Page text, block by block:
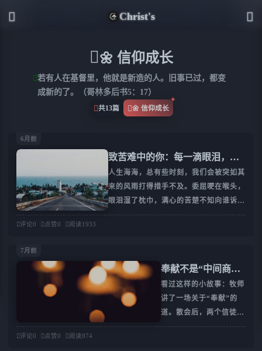
Christ's
🌼 信仰成长
若有人在基督里，他就是新造的人。旧事已过，都变
成新的了。（哥林多后书5：17）
共13篇 🌼 信仰成长
6月前
致苦难中的你：每一滴眼泪，祂
都数过
人生海海，总有些时刻，我们会被突如其
来的风雨打得措手不及。委屈哽在喉头，
眼泪湿了枕巾，满心的苦楚不知向谁诉
说。有朋友向我倾诉心底的痛苦，我不知
难中跋涉的你说。我始终相信，你的每一
段经历都不是徒然受苦，你的每一滴眼泪
都不会白白滑落。将碎裂的心全然交托，
便会有温柔的爱来包扎缠裹；那些滑落的
泪滴，终会化作甘霖，让蒙尘的心灵再度
评论0 点赞0 阅读1933
7月前
奉献不是“中间商赚
差价”
看过这样的小故事：牧师
讲了一场关于“奉献”的
道。散会后，两个信徒在
回家的路上交通。“假如
评论0 点赞0 阅读974